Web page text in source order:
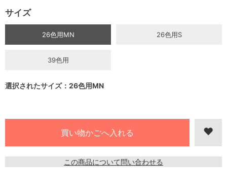
サイズ
26色用MN 26色用S
39色用
選択されたサイズ：26色用MN
この商品について問い合わせる